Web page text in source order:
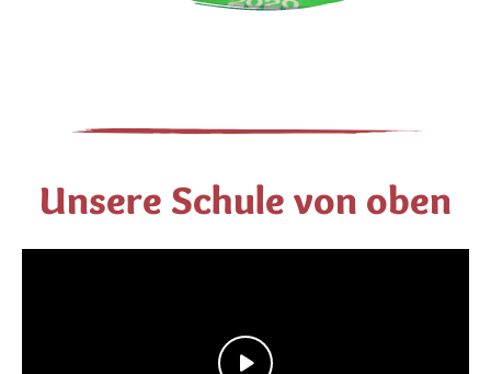
Unsere Schule von oben